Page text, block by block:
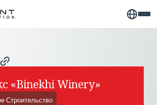
«Binekhi Winery»
Строительство